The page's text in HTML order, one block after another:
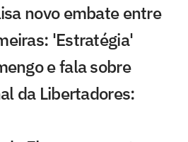
novo embate entre
'Estratégia'
e fala sobre
da Libertadores: